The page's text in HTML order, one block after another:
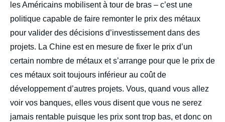
les Américains mobilisent à tour de bras – c’est une
politique capable de faire remonter le prix des métaux
pour valider des décisions d’investissement dans des
projets. La Chine est en mesure de fixer le prix d’un
certain nombre de métaux et s’arrange pour que le prix de
ces métaux soit toujours inférieur au coût de
développement d’autres projets. Vous, quand vous allez
voir vos banques, elles vous disent que vous ne serez
jamais rentable puisque les prix sont trop bas, et donc on